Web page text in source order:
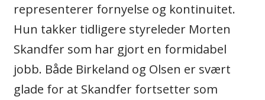
representerer fornyelse og kontinuitet.
Hun takker tidligere styreleder Morten
Skandfer som har gjort en formidabel
jobb. Både Birkeland og Olsen er svært
glade for at Skandfer fortsetter som